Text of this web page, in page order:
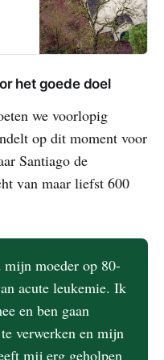
zijn
het goede doel
we voorlopig
op dit moment voor
Santiago de
van maar liefst 600
moeder op 80-
acute leukemie. Ik
en ben gaan
verwerken en mijn
mij erg geholpen